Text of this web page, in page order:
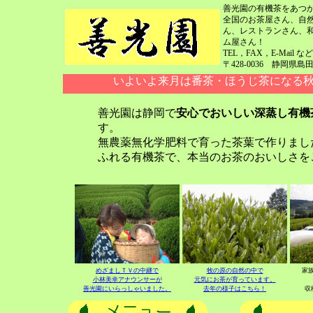
善光園の有機茶をあつ
全国のお茶屋さん、自
ん、レストランさん、
ム屋さん！
TEL，FAX，E-Mail な
〒428-0036 静岡県島
いよいよ来月は番茶・ほうじ茶になる
善光園は静岡で安心でおいしい深蒸し有
す。
無農薬無化学肥料で育った茶葉で作りま
ふれる有機茶で、本当のお茶のおいしさ
めざましＴＶの中継で
小林美幸アナウンサーが
善光園にいらっしゃいました。
牧の原の自然の中で
元気にお茶が育っています。
去年の様子はこちら！
家
収